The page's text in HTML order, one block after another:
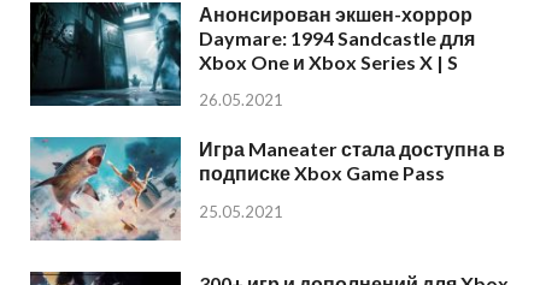
Анонсирован экшен-хоррор
Daymare: 1994 Sandcastle для
Xbox One и Xbox Series X | S
26.05.2021
Игра Maneater стала доступна в
подписке Xbox Game Pass
25.05.2021